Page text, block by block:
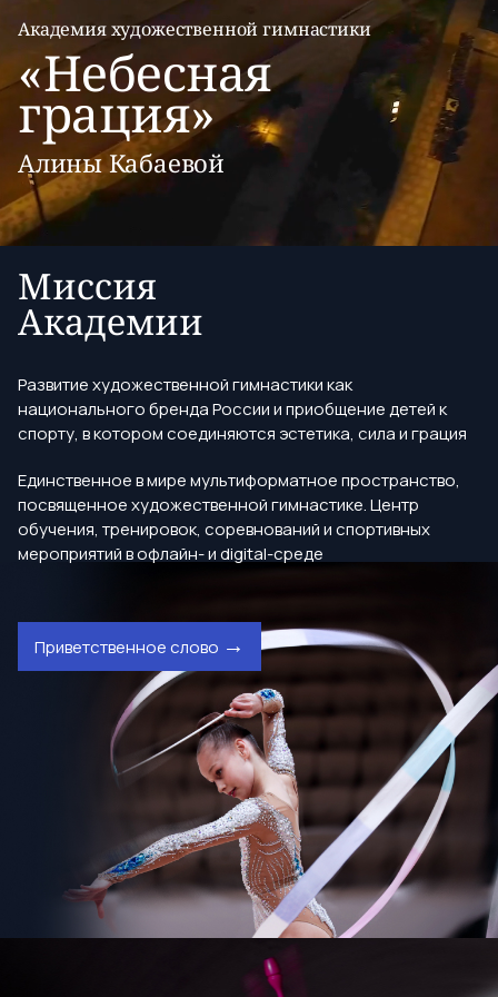
Академия художественной гимнастики
«Небесная
грация»
Алины Кабаевой
Миссия
Академии
Развитие художественной гимнастики как
национального бренда России и приобщение детей к
спорту, в котором соединяются эстетика, сила и грация
Единственное в мире мультиформатное пространство,
посвященное художественной гимнастике. Центр
обучения, тренировок, соревнований и спортивных
мероприятий в офлайн- и digital-среде
Приветственное слово